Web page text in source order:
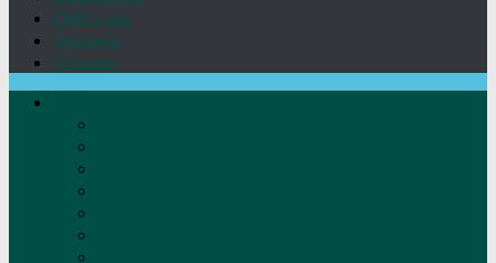
СМИ о нас
Земляки
Отзывы